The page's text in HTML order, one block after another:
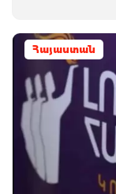
Հայաստան